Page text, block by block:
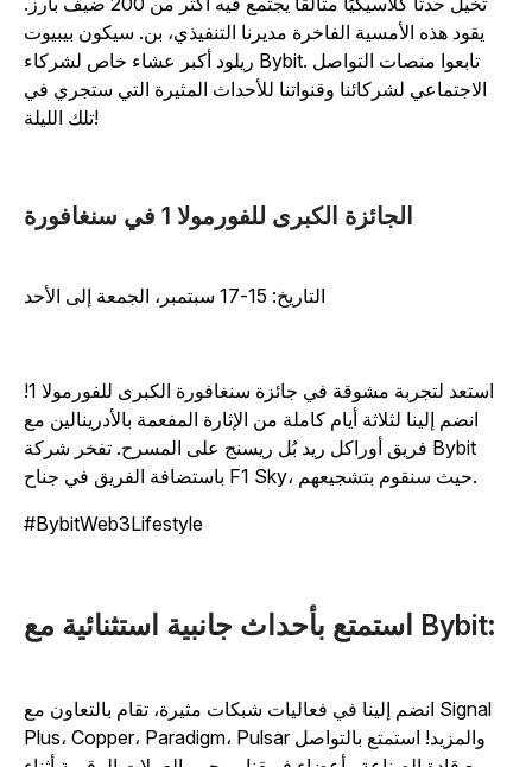
يقود هذه الأمسية الفاخرة مديرنا التنفيذي، بن. سيكون بيبيوت
ريلود أكبر عشاء خاص لشركاء Bybit. تابعوا منصات التواصل
الاجتماعي لشركائنا وقنواتنا للأحداث المثيرة التي ستجري في
الجائزة الكبرى للفورمولا 1 في سنغافورة
التاريخ: 15-17 سبتمبر، الجمعة إلى الأحد
استعد لتجربة مشوقة في جائزة سنغافورة الكبرى للفورمولا 1!
انضم إلينا لثلاثة أيام كاملة من الإثارة المفعمة بالأدرينالين مع
فريق أوراكل ريد بُل ريسنج على المسرح. تفخر شركة Bybit
#BybitWeb3Lifestyle
استمتع بأحداث جانبية استثنائية مع Bybit:
انضم إلينا في فعاليات شبكات مثيرة، تقام بالتعاون مع Signal
Plus، Copper، Paradigm، Pulsar والمزيد! استمتع بالتواصل